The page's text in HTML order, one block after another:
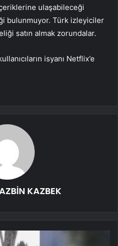
ulaşabileceği
bulunmuyor. Türk izleyiciler
satın almak zorundalar.
isyanı Netflix’e
KAZBEK